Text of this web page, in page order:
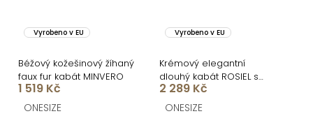
Vyrobeno v EU
Béžový kožešinový žíhaný
faux fur kabát MINVERO
1 519 Kč
ONESIZE
Vyrobeno v EU
Krémový elegantní
dlouhý kabát ROSIEL s
kožešinkou
2 289 Kč
ONESIZE